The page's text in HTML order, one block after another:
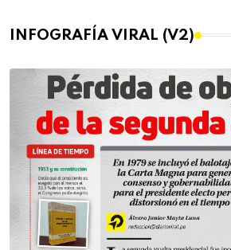
INFOGRAFÍA VIRAL (V2)